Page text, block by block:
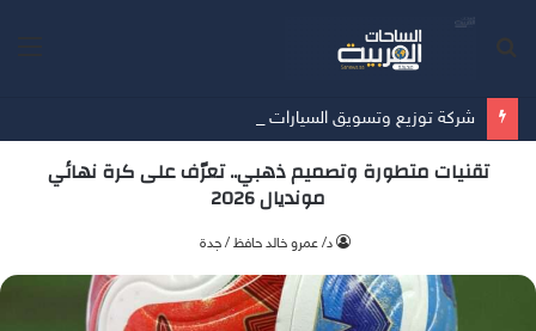
تقنيات متطورة وتصميم ذهبي.. تعرّف على كرة نهائي
مونديال 2026
د/ عمرو خالد حافظ / جدة